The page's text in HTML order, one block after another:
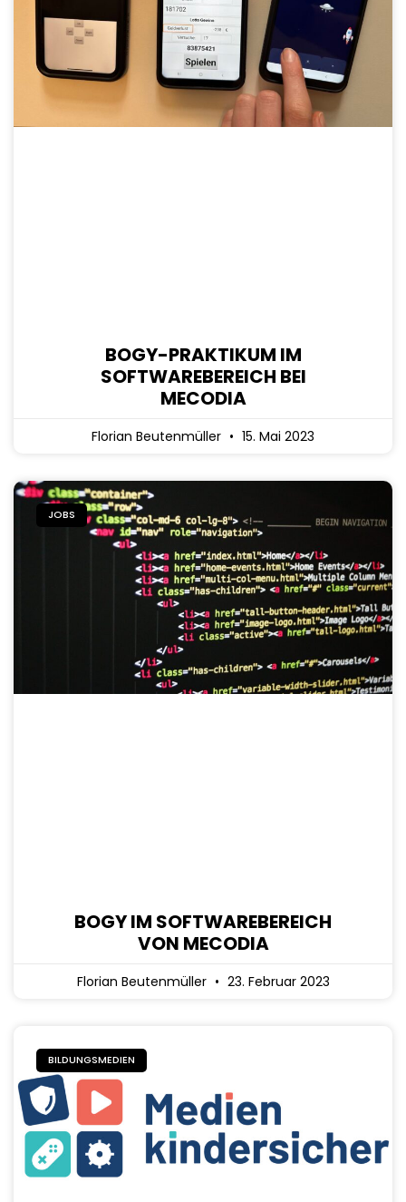
BOGY-PRAKTIKUM IM
SOFTWAREBEREICH BEI
MECODIA
Florian Beutenmüller 15. Mai 2023
JOBS
BOGY IM SOFTWAREBEREICH
VON MECODIA
Florian Beutenmüller 23. Februar 2023
BILDUNGSMEDIEN